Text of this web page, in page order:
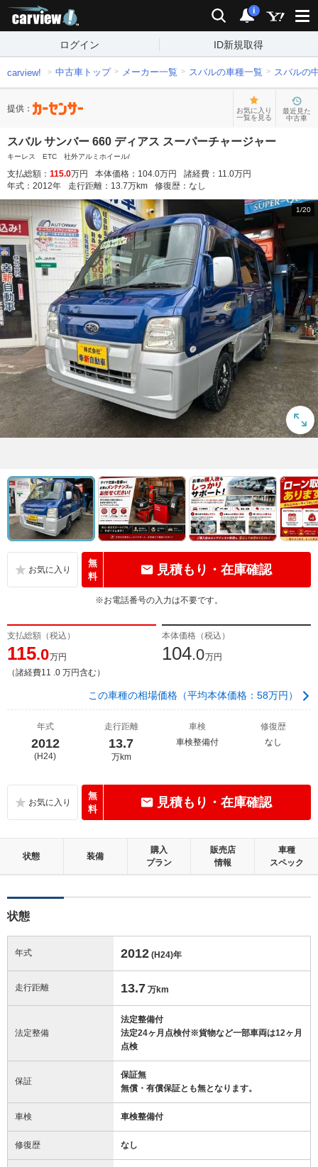
検索 通知
i
ログイン ID新規取得
carview! 中古車トップ メーカー一覧 スバルの車種一覧 スバルの
提供：
お気に入り
一覧を見る
最近見た
中古車
スバル サンバー 660 ディアス スーパーチャージャー
キーレス ETC 社外アルミホイール/
支払総額： 115.0万円 本体価格： 104.0万円 諸経費： 11.0万円
年式： 2012年 走行距離： 13.7万km 修復歴： なし
1/20
無
料
見積もり・在庫確認
※お電話番号の入力は不要です。
支払総額（税込）
115.0万円
（諸経費11 .0 万円含む）
本体価格（税込）
104.0万円
この車種の相場価格（平均本体価格：58万円）
年式
2012
(H24)
走行距離
13.7
万km
車検
車検整備付
修復歴
なし
無
料
見積もり・在庫確認
状態 装備
購入
プラン
販売店
情報
車種
スペック
状態
年式 2012 (H24)年
走行距離 13.7 万km
法定整備
法定整備付
法定24ヶ月点検付※貨物など一部車両は12ヶ月
点検
保証
保証無
無償・有償保証とも無となります。
車検 車検整備付
修復歴 なし